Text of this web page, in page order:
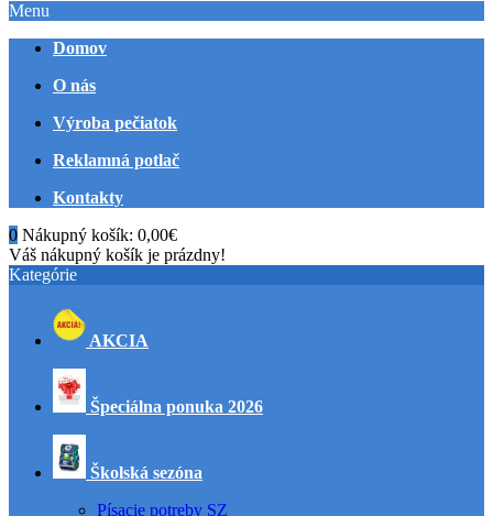
Menu
Domov
O nás
Výroba pečiatok
Reklamná potlač
Kontakty
0 Nákupný košík: 0,00€
Váš nákupný košík je prázdny!
Kategórie
AKCIA
Špeciálna ponuka 2026
Školská sezóna
Písacie potreby SZ